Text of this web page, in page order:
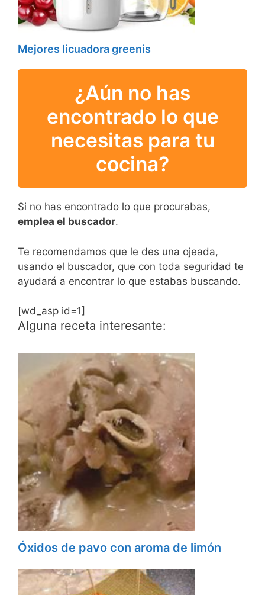
Mejores licuadora greenis
¿Aún no has
encontrado lo que
necesitas para tu
cocina?
Si no has encontrado lo que procurabas,
emplea el buscador.
Te recomendamos que le des una ojeada,
usando el buscador, que con toda seguridad te
ayudará a encontrar lo que estabas buscando.
[wd_asp id=1]
Alguna receta interesante:
Óxidos de pavo con aroma de limón